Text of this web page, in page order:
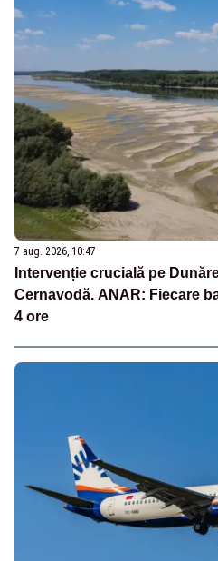
7 aug. 2026, 10:47
Intervenție crucială pe
Cernavodă. ANAR: Fiecare
4 ore